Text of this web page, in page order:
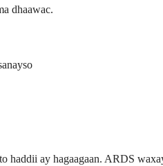
dhaawac.
haddii ay hagaagaan. ARDS